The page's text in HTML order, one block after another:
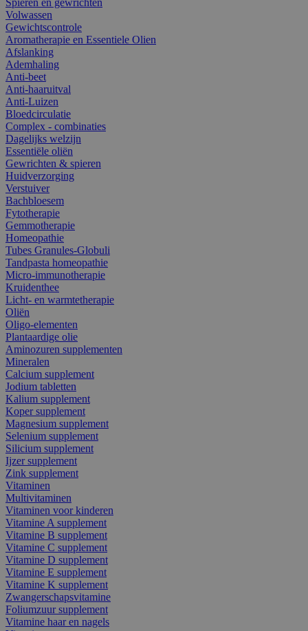
Volwassen
Gewichtscontrole
Aromatherapie en Essentiele Olien
Afslanking
Ademhaling
Anti-beet
Anti-haaruitval
Anti-Luizen
Bloedcirculatie
Complex - combinaties
Dagelijks welzijn
Essentiële oliën
Gewrichten & spieren
Huidverzorging
Verstuiver
Bachbloesem
Fytotherapie
Gemmotherapie
Homeopathie
Tubes Granules-Globuli
Tandpasta homeopathie
Micro-immunotherapie
Kruidenthee
Licht- en warmtetherapie
Oliën
Oligo-elementen
Plantaardige olie
Aminozuren supplementen
Mineralen
Calcium supplement
Jodium tabletten
Kalium supplement
Koper supplement
Magnesium supplement
Selenium supplement
Silicium supplement
Ijzer supplement
Zink supplement
Vitaminen
Multivitaminen
Vitaminen voor kinderen
Vitamine A supplement
Vitamine B supplement
Vitamine C supplement
Vitamine D supplement
Vitamine E supplement
Vitamine K supplement
Zwangerschapsvitamine
Foliumzuur supplement
Vitamine haar en nagels